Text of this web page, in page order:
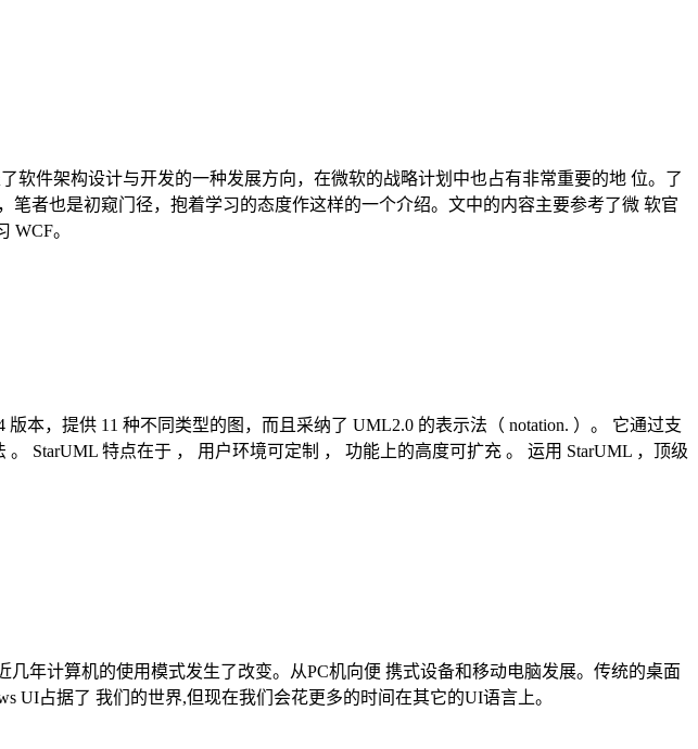
软件架构设计与开发的一种发展方向，在微软的战略计划中也占有非常重要的地 位。了
者也是初窥门径，抱着学习的态度作这样的一个介绍。文中的内容主要参考了微 软官
WCF。
本，提供 11 种不同类型的图，而且采纳了 UML2.0 的表示法（ notation. ）。 它通过支
StarUML 特点在于 ， 用户环境可定制 ， 功能上的高度可扩充 。 运用 StarUML ，顶级
年计算机的使用模式发生了改变。从PC机向便 携式设备和移动电脑发展。传统的桌面
UI占据了 我们的世界,但现在我们会花更多的时间在其它的UI语言上。